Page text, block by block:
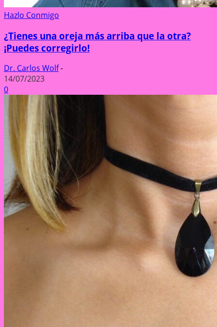
Hazlo Conmigo
¿Tienes una oreja más arriba que la otra?
¡Puedes corregirlo!
Dr. Carlos Wolf-
14/07/2023
0